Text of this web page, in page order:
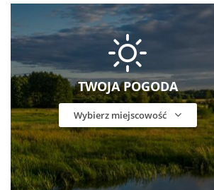
TWOJA POGODA
Wybierz miejscowość